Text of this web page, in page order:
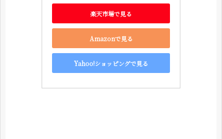
楽天市場で見る
Amazonで見る
Yahoo!ショッピングで見る